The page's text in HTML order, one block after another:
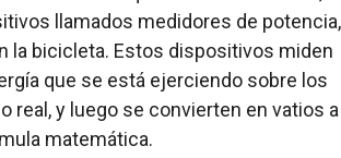
llamados medidores de potencia,
la bicicleta. Estos dispositivos miden
que se está ejerciendo sobre los
real, y luego se convierten en vatios a
matemática.